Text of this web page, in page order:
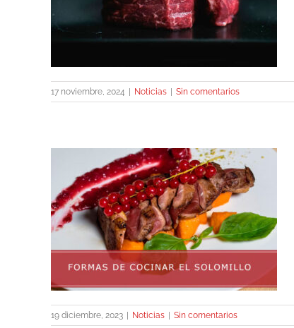
17 noviembre, 2024 Noticias Sin comentarios
19 diciembre, 2023 Noticias Sin comentarios